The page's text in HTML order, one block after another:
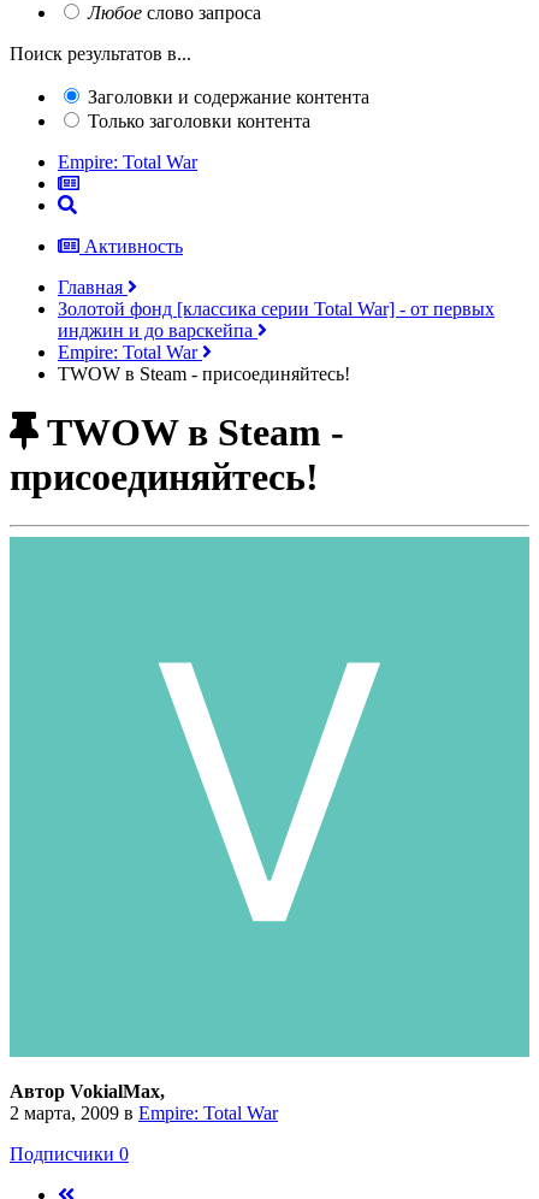
Любое слово запроса
Поиск результатов в...
Заголовки и содержание контента
Только заголовки контента
Empire: Total War
Активность
Главная
Золотой фонд [классика серии Total War] - от первых
инджин и до варскейпа
Empire: Total War
TWOW в Steam - присоединяйтесь!
TWOW в Steam -
присоединяйтесь!
Автор VokialMax,
2 марта, 2009 в Empire: Total War
Подписчики 0